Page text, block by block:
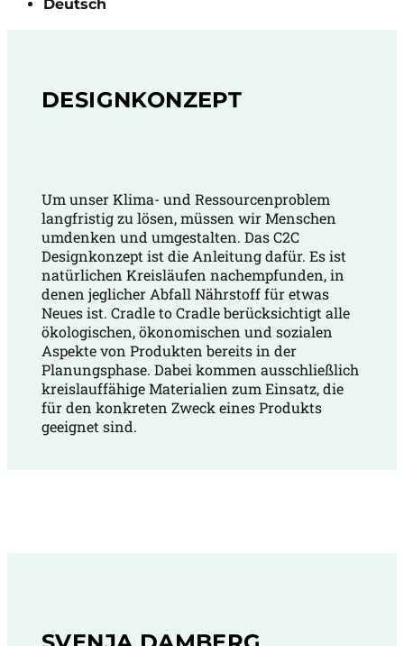
Deutsch
DESIGNKONZEPT
Um unser Klima- und Ressourcenproblem
langfristig zu lösen, müssen wir Menschen
umdenken und umgestalten. Das C2C
Designkonzept ist die Anleitung dafür. Es ist
natürlichen Kreisläufen nachempfunden, in
denen jeglicher Abfall Nährstoff für etwas
Neues ist. Cradle to Cradle berücksichtigt alle
ökologischen, ökonomischen und sozialen
Aspekte von Produkten bereits in der
Planungsphase. Dabei kommen ausschließlich
kreislauffähige Materialien zum Einsatz, die
für den konkreten Zweck eines Produkts
geeignet sind.